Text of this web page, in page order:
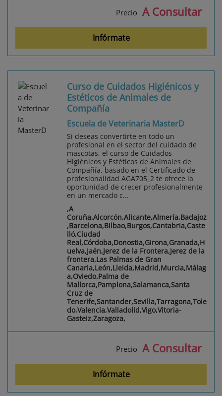
Precio A Consultar
Infórmate
Curso de Cuidados Higiénicos y
Estéticos de Animales de
Compañía
Escuela de Veterinaria MasterD
Si deseas convertirte en todo un
profesional en el sector del cuidado de
mascotas, el curso de Cuidados
Higiénicos y Estéticos de Animales de
Compañía, basado en el Certificado de
profesionalidad AGA705_2 te ofrece la
oportunidad de crecer profesionalmente
en un mercado c...
,A
Coruña,Alcorcón,Alicante,Almería,Badajoz
,Barcelona,Bilbao,Burgos,Cantabria,Caste
lló,Ciudad
Real,Córdoba,Donostia,Girona,Granada,H
uelva,Jaén,Jerez de la Frontera,Jerez de la
frontera,Las Palmas de Gran
Canaria,León,Lleida,Madrid,Murcia,Málag
a,Oviedo,Palma de
Mallorca,Pamplona,Salamanca,Santa
Cruz de
Tenerife,Santander,Sevilla,Tarragona,Tole
do,Valencia,Valladolid,Vigo,Vitoria-
Gasteiz,Zaragoza,
Precio A Consultar
Infórmate